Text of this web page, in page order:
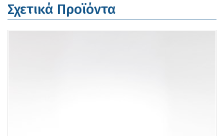
Σχετικά Προϊόντα